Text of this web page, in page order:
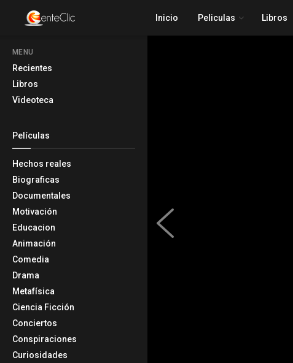
MENU
Recientes
Libros
Videoteca
Películas
Hechos reales
Biograficas
Documentales
Motivación
Educacion
Animación
Comedia
Drama
Metafísica
Ciencia Ficción
Conciertos
Conspiraciones
Curiosidades
Inicio Peliculas Libros